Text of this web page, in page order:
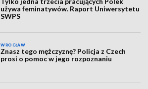
używa feminatywów. Raport Uniwersytetu
SWPS
WROCŁAW
Znasz tego mężczyznę? Policja z Czech
prosi o pomoc w jego rozpoznaniu